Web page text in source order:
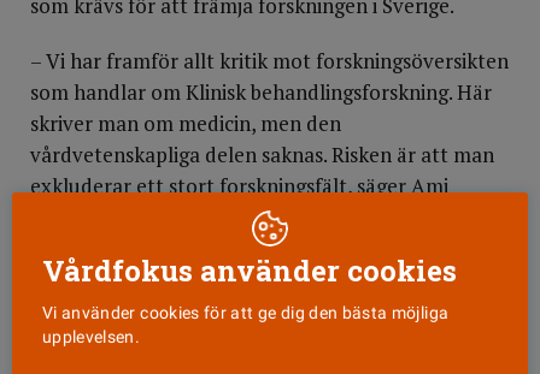
– Vi har framför allt kritik mot forskningsöversikten
som handlar om Klinisk behandlingsforskning. Här
skriver man om medicin, men den
vårdvetenskapliga delen saknas. Risken är att man
exkluderar ett stort forskningsfält, säger Ami
Var är sjuksköterskorna?
Vetenskapsrådets forskningsöversikter tas fram av
med hjälp av ämnesråd och kommittéer där
Vårdfokus använder cookies
Vi använder cookies för att ge dig den bästa möjliga
upplevelsen.